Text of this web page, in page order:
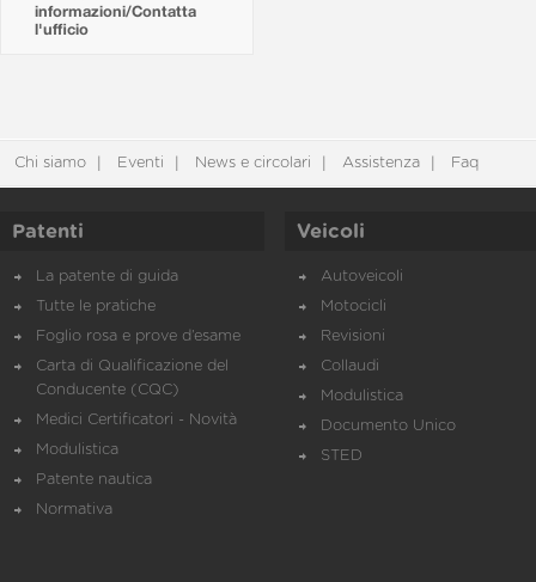
informazioni/Contatta
l'ufficio
Chi siamo Eventi News e circolari Assistenza Faq
Patenti
La patente di guida
Tutte le pratiche
Foglio rosa e prove d’esame
Carta di Qualificazione del
Conducente (CQC)
Medici Certificatori - Novità
Modulistica
Patente nautica
Normativa
Veicoli
Autoveicoli
Motocicli
Revisioni
Collaudi
Modulistica
Documento Unico
STED